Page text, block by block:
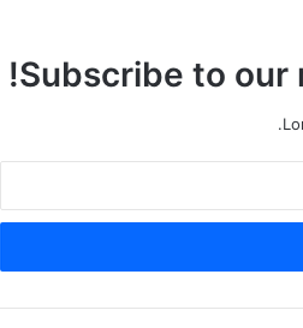
Subscribe to our